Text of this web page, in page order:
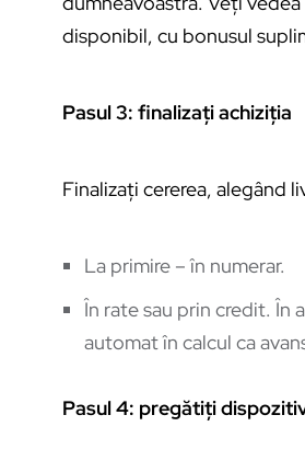
disponibil, cu bonusul
Pasul 3: finalizați achiziția
Finalizați cererea, alegând
La primire – în numerar.
În rate sau prin credit. În
automat în calcul ca
Pasul 4: pregătiți